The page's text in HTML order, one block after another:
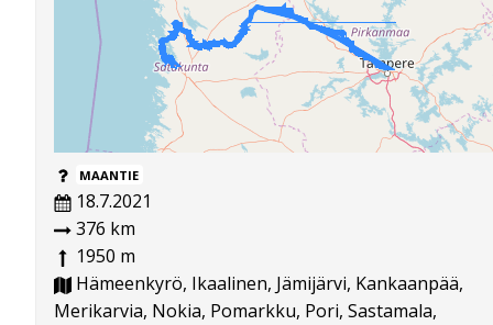
MAANTIE
18.7.2021
376 km
1950 m
Hämeenkyrö, Ikaalinen, Jämijärvi, Kankaanpää,
Merikarvia, Nokia, Pomarkku, Pori, Sastamala,